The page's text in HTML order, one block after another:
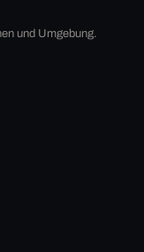
und Umgebung.